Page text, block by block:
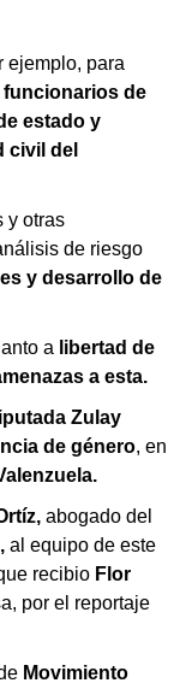
ejemplo, para
funcionarios de
estado y
civil del
y otras
de riesgo
y desarrollo de
a libertad de
a esta.
Zulay
de género, en
abogado del
al equipo de este
recibio Flor
por el reportaje
Movimiento